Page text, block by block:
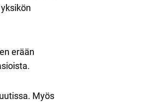
erään
Myös